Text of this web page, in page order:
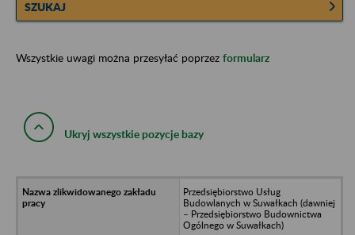
SZUKAJ
Wszystkie uwagi można przesyłać poprzez formularz
Ukryj wszystkie pozycje bazy
Przedsiębiorstwo Usług
Budowlanych w Suwałkach (dawniej
– Przedsiębiorstwo Budownictwa
Ogólnego w Suwałkach)